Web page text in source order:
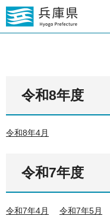
令和8年度
令和8年4月
令和7年度
令和7年4月 令和7年5月